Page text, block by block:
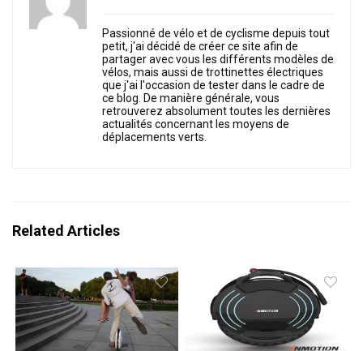
Passionné de vélo et de cyclisme depuis tout
petit, j'ai décidé de créer ce site afin de
partager avec vous les différents modèles de
vélos, mais aussi de trottinettes électriques
que j'ai l'occasion de tester dans le cadre de
ce blog. De manière générale, vous
retrouverez absolument toutes les dernières
actualités concernant les moyens de
déplacements verts.
Related Articles